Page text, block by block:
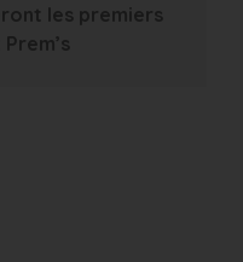
les premiers